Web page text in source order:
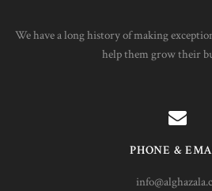
We have a long history of making
help them grow their
PHONE &